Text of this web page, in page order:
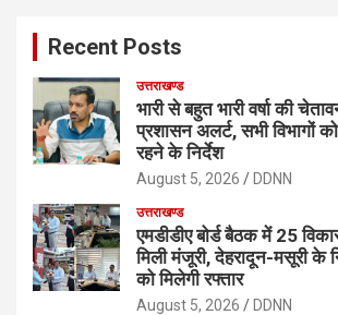
Recent Posts
उत्तराखण्ड
भारी से बहुत भारी वर्षा की
प्रशासन अलर्ट, सभी विभागों
रहने के निर्देश
August 5, 2026 DDNN
उत्तराखण्ड
एमडीडीए बोर्ड बैठक में 25
मिली मंजूरी, देहरादून-मसूरी के
को मिलेगी रफ्तार
August 5, 2026 DDNN